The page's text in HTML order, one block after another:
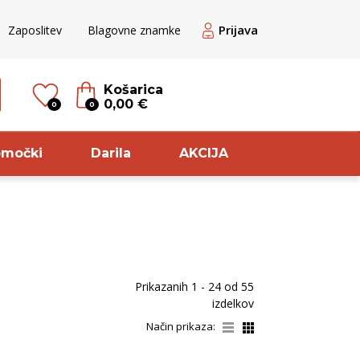
Zaposlitev Blagovne znamke Prijava
0 0
Košarica
0,00 €
Zelen
Meunier
Darila AKCIJA
Prikazanih 1 - 24 od 55
izdelkov
Način prikaza: